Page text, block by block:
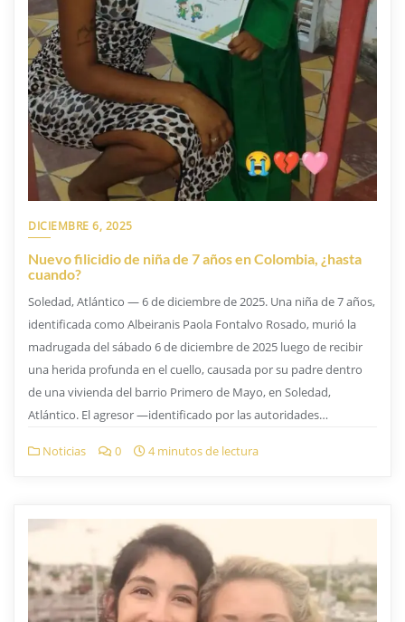
DICIEMBRE 6, 2025
Nuevo filicidio de niña de 7 años en Colombia, ¿hasta
cuando?
Soledad, Atlántico — 6 de diciembre de 2025. Una niña de 7 años,
identificada como Albeiranis Paola Fontalvo Rosado, murió la
madrugada del sábado 6 de diciembre de 2025 luego de recibir
una herida profunda en el cuello, causada por su padre dentro
de una vivienda del barrio Primero de Mayo, en Soledad,
Atlántico. El agresor —identificado por las autoridades…
Noticias 0 4 minutos de lectura